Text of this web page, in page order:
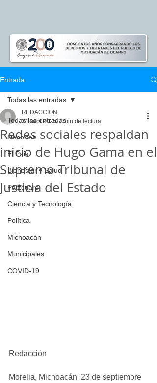
Entrada
Todas las entradas
Deportes
El Pais
Bienestar y Salud
Pátzcuaro
Ciencia y Tecnología
Política
Michoacán
Municipales
COVID-19
Todas las entradas
Redes sociales respaldan
inicio de Hugo Gama en el
Supremo Tribunal de
Justicia del Estado
REDACCIÓN
24 sept 2025 2 min de lectura
Redacción
Morelia, Michoacán, 23 de septiembre